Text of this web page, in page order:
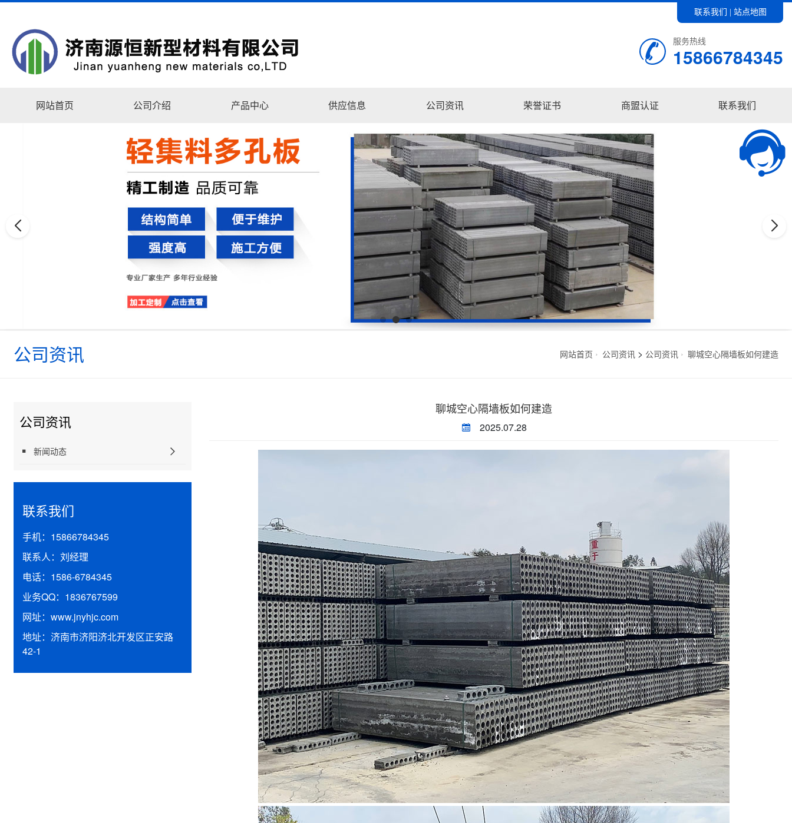
联系我们 站点地图
服务热线
15866784345
网站首页 公司介绍 产品中心 供应信息 公司资讯 荣誉证书 商盟认证 联系我们
公司资讯 网站首页 公司资讯> 公司资讯 聊城空心隔墙板如何建造
公司资讯
新闻动态
联系我们
手机： 15866784345
联系人： 刘经理
电话： 1586-6784345
业务QQ： 1836767599
网址： www.jnyhjc.com
地址： 济南市济阳济北开发区正安路
42-1
聊城空心隔墙板如何建造
2025.07.28